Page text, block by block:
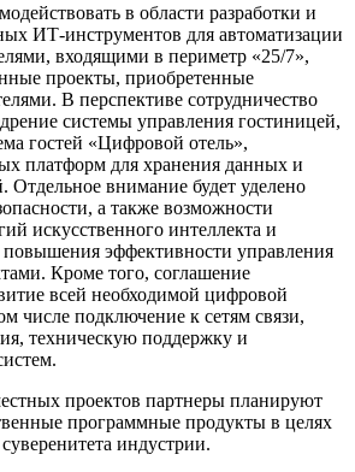
в области разработки и
ИТ-инструментов для автоматизации
входящими в периметр «25/7»,
проекты, приобретенные
В перспективе сотрудничество
системы управления гостиницей,
гостей «Цифровой отель»,
платформ для хранения данных и
внимание будет уделено
а также возможности
искусственного интеллекта и
повышения эффективности управления
Кроме того, соглашение
всей необходимой цифровой
числе подключение к сетям связи,
техническую поддержку и
проектов партнеры планируют
программные продукты в целях
индустрии.